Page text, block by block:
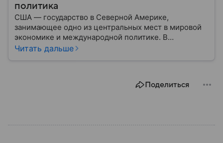
политика
США — государство в Северной Америке,
занимающее одно из центральных мест в мировой
экономике и международной политике. В
материале — основные сведения об этой стране.
Читать дальше
Поделиться